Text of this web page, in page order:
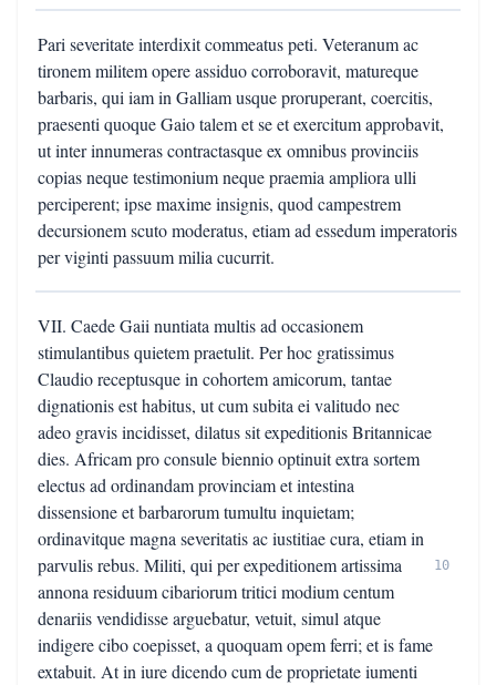
Pari severitate interdixit commeatus peti. Veteranum ac
tironem militem opere assiduo corroboravit, matureque
barbaris, qui iam in Galliam usque proruperant, coercitis,
praesenti quoque Gaio talem et se et exercitum approbavit,
ut inter innumeras contractasque ex omnibus provinciis
copias neque testimonium neque praemia ampliora ulli
perciperent; ipse maxime insignis, quod campestrem
decursionem scuto moderatus, etiam ad essedum imperatoris
per viginti passuum milia cucurrit.
VII. Caede Gaii nuntiata multis ad occasionem
stimulantibus quietem praetulit. Per hoc gratissimus
Claudio receptusque in cohortem amicorum, tantae
dignationis est habitus, ut cum subita ei valitudo nec
adeo gravis incidisset, dilatus sit expeditionis Britannicae
dies. Africam pro consule biennio optinuit extra sortem
electus ad ordinandam provinciam et intestina
dissensione et barbarorum tumultu inquietam;
ordinavitque magna severitatis ac iustitiae cura, etiam in
parvulis rebus. Militi, qui per expeditionem artissima
annona residuum cibariorum tritici modium centum
denariis vendidisse arguebatur, vetuit, simul atque
indigere cibo coepisset, a quoquam opem ferri; et is fame
extabuit. At in iure dicendo cum de proprietate iumenti
10